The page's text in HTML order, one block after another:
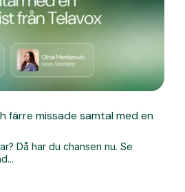
färre missade samtal med en
Då har du chansen nu. Se